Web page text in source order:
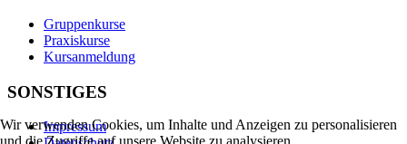
Gruppenkurse
Praxiskurse
Kursanmeldung
SONSTIGES
Impressum
Wir verwenden Cookies, um Inhalte und Anzeigen zu personalisieren
und die Zugriffe auf unsere Website zu analysieren.